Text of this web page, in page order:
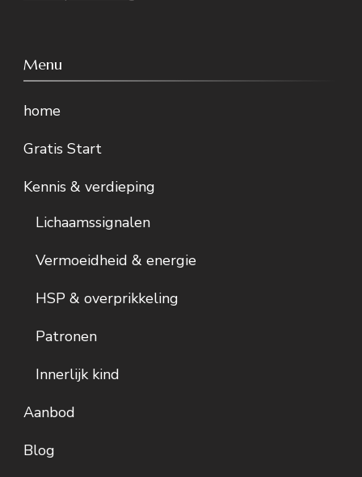
Menu
home
Gratis Start
Kennis & verdieping
Lichaamssignalen
Vermoeidheid & energie
HSP & overprikkeling
Patronen
Innerlijk kind
Aanbod
Blog